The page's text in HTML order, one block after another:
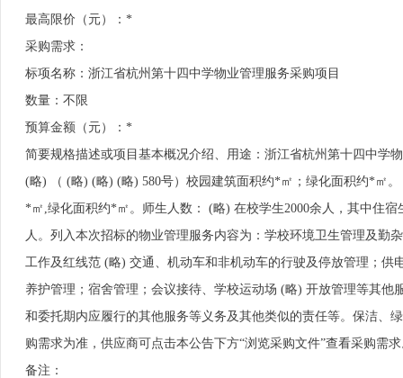
最高限价（元）：*
采购需求：
标项名称：浙江省杭州第十四中学物业管理服务采购项目
数量：不限
预算金额（元）：*
简要规格描述或项目基本概况介绍、用途：浙江省杭州第十四中学
(略) （ (略) (略) (略) 580号）校园建筑面积约*㎡；绿化面积约*㎡
*㎡,绿化面积约*㎡。师生人数： (略) 在校学生2000余人，其中住
人。列入本次招标的物业管理服务内容为：学校环境卫生管理及勤
工作及红线范 (略) 交通、机动车和非机动车的行驶及停放管理；
养护管理；宿舍管理；会议接待、学校运动场 (略) 开放管理等其
和委托期内应履行的其他服务等义务及其他类似的责任等。保洁、
购需求为准，供应商可点击本公告下方“浏览采购文件”查看采购需
备注：